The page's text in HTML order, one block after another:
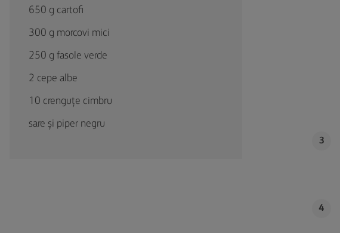
650 g cartofi
300 g morcovi mici
250 g fasole verde
2 cepe albe
10 crenguțe cimbru
sare și piper negru
3
4